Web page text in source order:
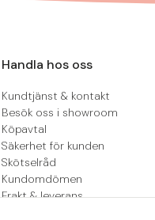
Handla hos oss
Kundtjänst & kontakt
Besök oss i showroom
Köpavtal
Säkerhet för kunden
Skötselråd
Kundomdömen
Frakt & leverans